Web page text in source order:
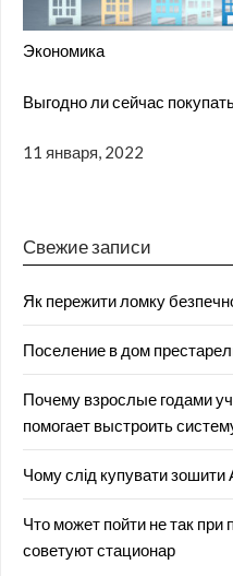
Экономика
Выгодно ли сейчас
11 января, 2022
Свежие записи
Як пережити ломку
Поселение в дом
Почему взрослые годами
помогает выстроить
Чому слід купувати зошити
Что может пойти не так
советуют стационар